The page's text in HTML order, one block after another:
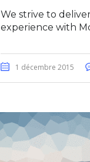
We strive to
experience with
1 décembre 2015